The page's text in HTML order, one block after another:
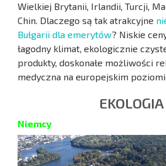
Wielkiej Brytanii, Irlandii, Turcji,
Chin. Dlaczego są tak atrakcyjne
Bułgarii dla emerytów? Niskie
łagodny klimat, ekologicznie
produkty, doskonałe możliwości
medyczna na europejskim
EKOLOGIA
Niemcy